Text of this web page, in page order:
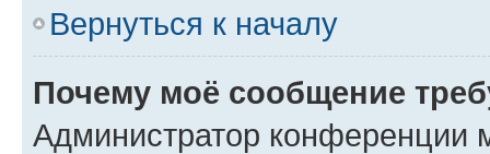
Вернуться к началу
Почему моё сообщение
Администратор конференции